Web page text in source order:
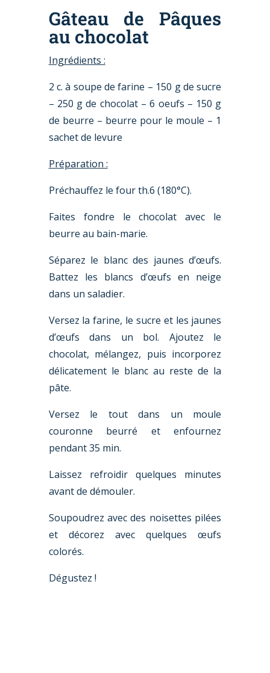
Gâteau de Pâques
au chocolat
Ingrédients :
2 c. à soupe de farine – 150 g de sucre
– 250 g de chocolat – 6 oeufs – 150 g
de beurre – beurre pour le moule – 1
sachet de levure
Préparation :
Préchauffez le four th.6 (180°C).
Faites fondre le chocolat avec le
beurre au bain-marie.
Séparez le blanc des jaunes d’œufs.
Battez les blancs d’œufs en neige
dans un saladier.
Versez la farine, le sucre et les jaunes
d’œufs dans un bol. Ajoutez le
chocolat, mélangez, puis incorporez
délicatement le blanc au reste de la
pâte.
Versez le tout dans un moule
couronne beurré et enfournez
pendant 35 min.
Laissez refroidir quelques minutes
avant de démouler.
Soupoudrez avec des noisettes pilées
et décorez avec quelques œufs
colorés.
Dégustez !